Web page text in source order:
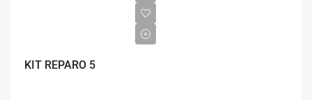
KIT REPARO 5